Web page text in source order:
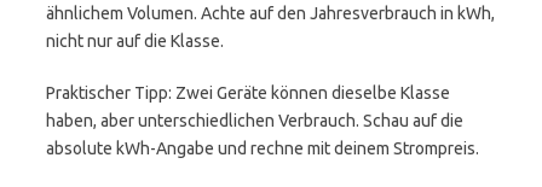
ähnlichem Volumen. Achte auf den Jahresverbrauch in kWh,
nicht nur auf die Klasse.
Praktischer Tipp: Zwei Geräte können dieselbe Klasse
haben, aber unterschiedlichen Verbrauch. Schau auf die
absolute kWh-Angabe und rechne mit deinem Strompreis.